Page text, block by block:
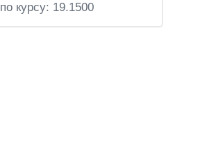
по курсу: 19.1500